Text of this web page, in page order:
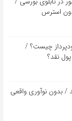
استرس
چیست؟ /
نقد؟
بدون نوآوری واقعی